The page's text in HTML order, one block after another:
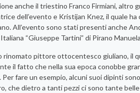
anche il triestino Franco Firmiani, altro
dell’evento e Kristijan Knez, il quale
All’evento sono stati presenti anche
“Giuseppe Tartini” di Pirano
pittore ottocentesco giuliano, il
il fatto che nella sua epoca conobbe
fare un esempio, alcuni suoi dipinti
che dietro a tanti pezzi ci sono tante